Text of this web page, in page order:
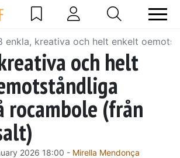
enkla, kreativa och helt enkelt
och helt
rocambole (från
2026 18:00 - Mirella Mendonça